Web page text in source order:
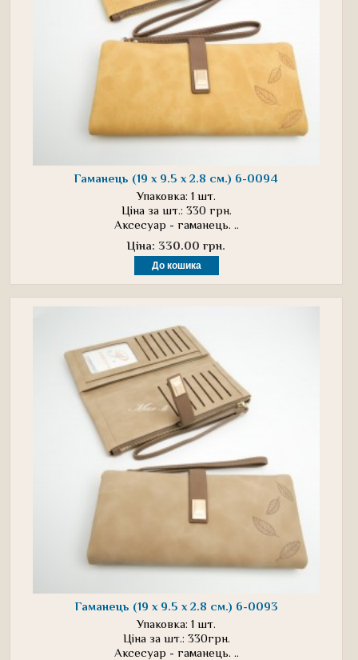
Гаманець (19 х 9.5 х 2.8 см.) 6-0094
Упаковка: 1 шт.
Ціна за шт.: 330 грн.
Аксесуар - гаманець. ..
Ціна: 330.00 грн.
Гаманець (19 х 9.5 х 2.8 см.) 6-0093
Упаковка: 1 шт.
Ціна за шт.: 330грн.
Аксесуар - гаманець. ..